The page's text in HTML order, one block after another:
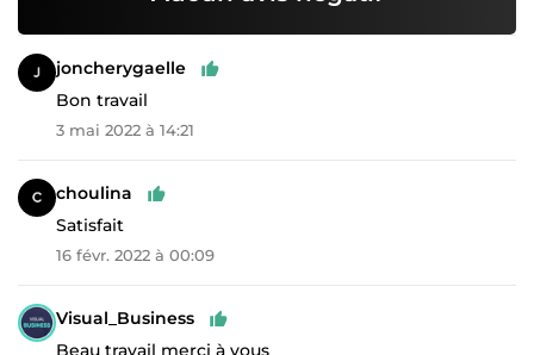
joncherygaelle
Bon travail
3 mai 2022 à 14:21
choulina
Satisfait
16 févr. 2022 à 00:09
Visual_Business
Beau travail merci à vous